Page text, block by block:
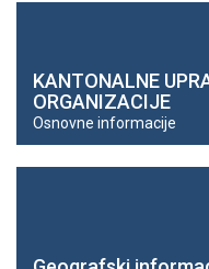
KANTONALNE
ORGANIZACIJE
Osnovne informacije